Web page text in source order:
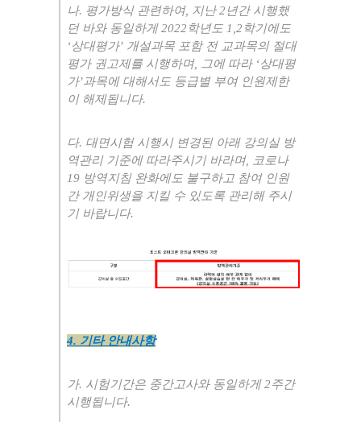
나. 평가방식 관련하여, 지난2 년간 시행했
던 바와 동일하게2022 학년도 1,2 학기에도
‘상대평가’ 개설과목 포함 전 교과목의 절대
평가 권고제를 시행하며, 그에 따라 ‘상대평
가’과목에 대해서도 등급별 부여 인원제한
이 해제됩니다.
다. 대면시험 시행시 변경된 아래 강의실 방
역관리 기준에 따라주시기 바라며, 코로나
19 방역지침 완화에도 불구하고 참여 인원
간 개인위생을 지킬 수 있도록 관리해 주시
기 바랍니다.
4. 기타 안내사항
가. 시험기간은 중간고사와 동일하게2주간
시행됩니다.